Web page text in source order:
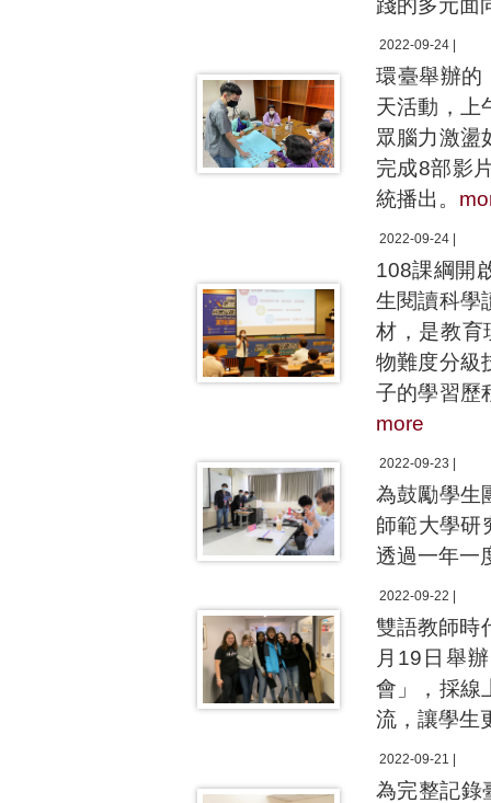
踐的多元面
2022-09-24 |
環臺舉辦的
天活動，上
眾腦力激盪
完成8部影
統播出。
2022-09-24 |
108課綱開
生閱讀科學
材，是教育
物難度分級
子的學習歷
more
2022-09-23 |
為鼓勵學生
師範大學研
透過一年一
2022-09-22 |
雙語教師時
月19日舉
會」，採線
流，讓學生
2022-09-21 |
為完整記錄